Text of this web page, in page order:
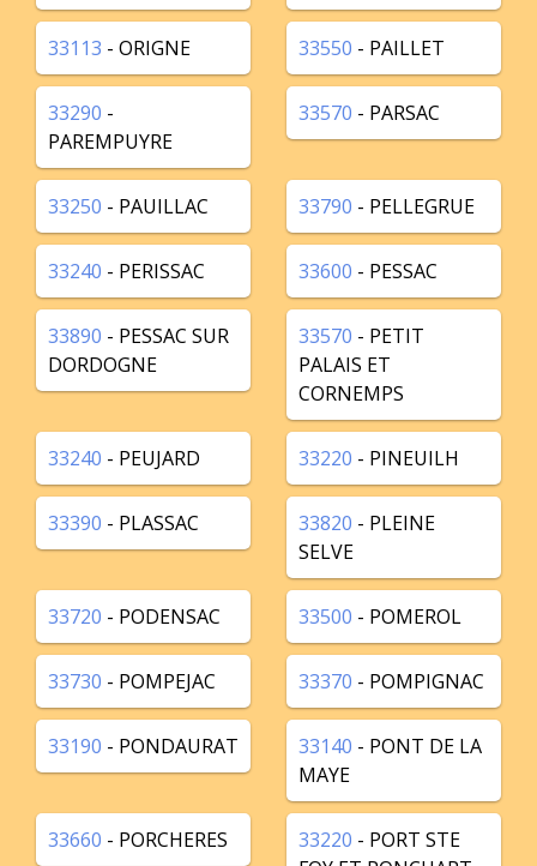
33113 - ORIGNE 33550 - PAILLET
33290 -
PAREMPUYRE
33570 - PARSAC
33250 - PAUILLAC 33790 - PELLEGRUE
33240 - PERISSAC 33600 - PESSAC
33890 - PESSAC SUR
DORDOGNE
33570 - PETIT
PALAIS ET
CORNEMPS
33240 - PEUJARD 33220 - PINEUILH
33390 - PLASSAC 33820 - PLEINE
SELVE
33720 - PODENSAC 33500 - POMEROL
33730 - POMPEJAC 33370 - POMPIGNAC
33190 - PONDAURAT 33140 - PONT DE LA
MAYE
33660 - PORCHERES 33220 - PORT STE